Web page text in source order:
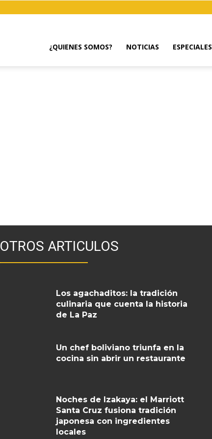
¿QUIENES SOMOS? NOTICIAS ESPECIALES
OTROS ARTICULOS
Los agachaditos: la tradición
culinaria que cuenta la historia
de La Paz
Un chef boliviano triunfa en la
cocina sin abrir un restaurante
Noches de Izakaya: el Marriott
Santa Cruz fusiona tradición
japonesa con ingredientes
locales